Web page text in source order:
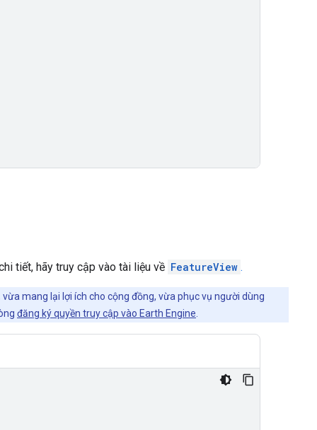
tiết, hãy truy cập vào tài liệu về FeatureView .
mang lại lợi ích cho cộng đồng, vừa phục vụ người dùng
đăng ký quyền truy cập vào Earth Engine